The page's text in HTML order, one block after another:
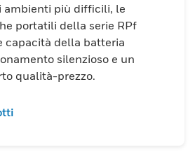
ambienti più difficili, le
portatili della serie RPf
capacità della batteria
silenzioso e un
qualità-prezzo.